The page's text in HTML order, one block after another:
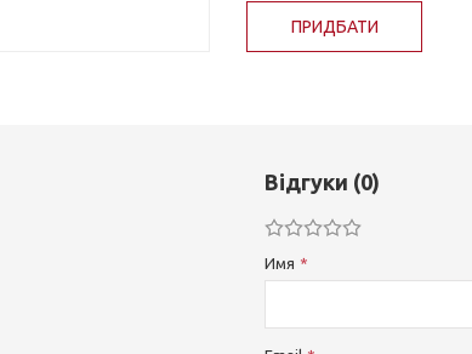
ПРИДБАТИ
Відгуки (0)
Имя